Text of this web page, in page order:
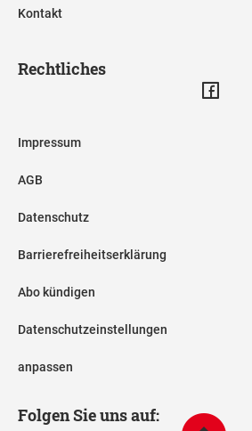
Kontakt
Rechtliches
Impressum
AGB
Datenschutz
Barrierefreiheitserklärung
Abo kündigen
Datenschutzeinstellungen
anpassen
Folgen Sie uns auf: